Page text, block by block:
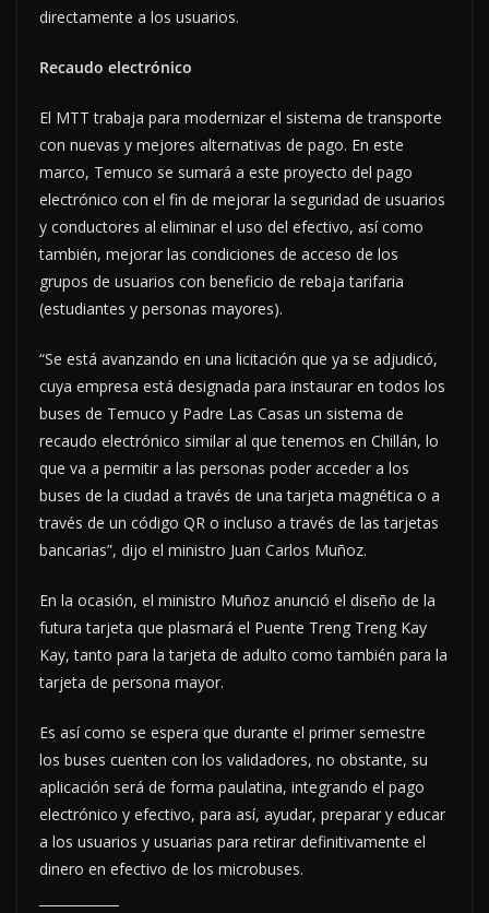
directamente a los usuarios.
Recaudo electrónico
El MTT trabaja para modernizar el sistema de transporte
con nuevas y mejores alternativas de pago. En este
marco, Temuco se sumará a este proyecto del pago
electrónico con el fin de mejorar la seguridad de usuarios
y conductores al eliminar el uso del efectivo, así como
también, mejorar las condiciones de acceso de los
grupos de usuarios con beneficio de rebaja tarifaria
(estudiantes y personas mayores).
“Se está avanzando en una licitación que ya se adjudicó,
cuya empresa está designada para instaurar en todos los
buses de Temuco y Padre Las Casas un sistema de
recaudo electrónico similar al que tenemos en Chillán, lo
que va a permitir a las personas poder acceder a los
buses de la ciudad a través de una tarjeta magnética o a
través de un código QR o incluso a través de las tarjetas
bancarias”, dijo el ministro Juan Carlos Muñoz.
En la ocasión, el ministro Muñoz anunció el diseño de la
futura tarjeta que plasmará el Puente Treng Treng Kay
Kay, tanto para la tarjeta de adulto como también para la
tarjeta de persona mayor.
Es así como se espera que durante el primer semestre
los buses cuenten con los validadores, no obstante, su
aplicación será de forma paulatina, integrando el pago
electrónico y efectivo, para así, ayudar, preparar y educar
a los usuarios y usuarias para retirar definitivamente el
dinero en efectivo de los microbuses.